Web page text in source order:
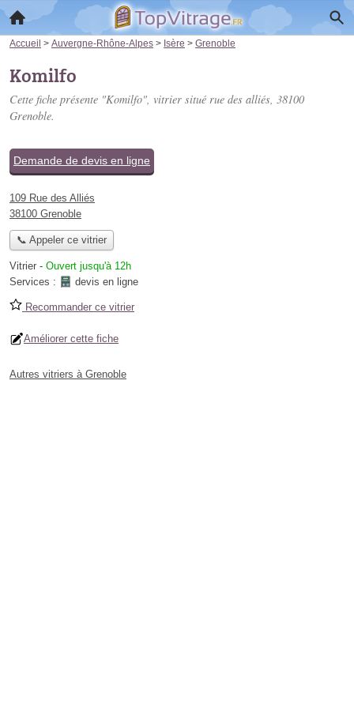
Accueil > Auvergne-Rhône-Alpes > Isère > Grenoble
Komilfo
Cette fiche présente "Komilfo", vitrier situé rue des alliés, 38100
Grenoble.
Demande de devis en ligne
109 Rue des Alliés
38100 Grenoble
📞 Appeler ce vitrier
Vitrier - Ouvert jusqu'à 12h
Services :
devis en ligne
Recommander ce vitrier
Améliorer cette fiche
Autres vitriers à Grenoble